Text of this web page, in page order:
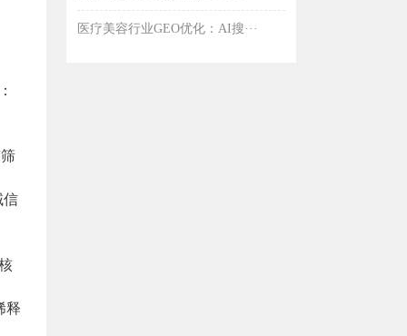
信
释
医疗美容行业GEO优化：AI搜···